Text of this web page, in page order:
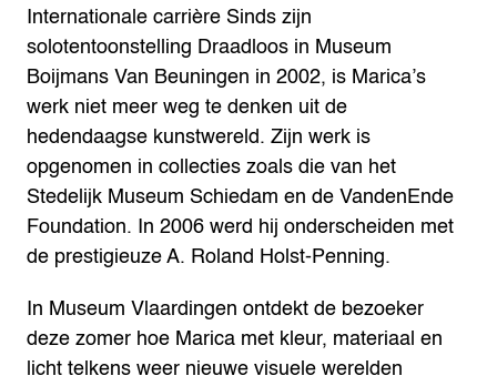
Internationale carrière Sinds zijn
solotentoonstelling Draadloos in Museum
Boijmans Van Beuningen in 2002, is Marica’s
werk niet meer weg te denken uit de
hedendaagse kunstwereld. Zijn werk is
opgenomen in collecties zoals die van het
Stedelijk Museum Schiedam en de VandenEnde
Foundation. In 2006 werd hij onderscheiden met
de prestigieuze A. Roland Holst-Penning.
In Museum Vlaardingen ontdekt de bezoeker
deze zomer hoe Marica met kleur, materiaal en
licht telkens weer nieuwe visuele werelden